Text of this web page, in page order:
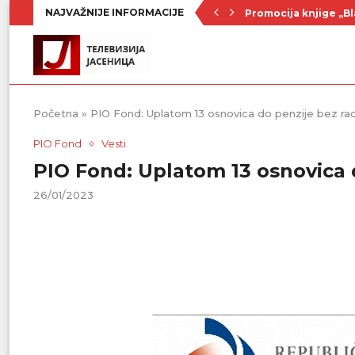
NAJVAŽNIJE INFORMACIJE Promocija knjige
Početna » PIO Fond: Uplatom 13 osnovica do penzije bez
PIO Fond Vesti
PIO Fond: Uplatom 13
26/01/2023